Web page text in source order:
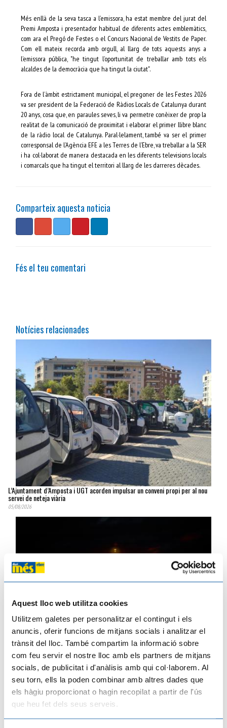
Aquest lloc web utilitza cookies
Utilitzem galetes per personalitzar el contingut i els
anuncis, oferir funcions de mitjans socials i analitzar el
trànsit del lloc. També compartim la informació sobre
com feu servir el nostre lloc amb els partners de mitjans
socials, de publicitat i d'anàlisis amb qui col·laborem. Al
seu torn, ells la poden combinar amb altres dades que
els hàgiu proporcionat o hagin recopilat a partir de l'ús
que heu fet dels seus serveis.
Més enllà de la seva tasca a l’emissora, ha estat membre del jurat del
Premi Amposta i presentador habitual de diferents actes emblemàtics,
com ara el Pregó de Festes o el Concurs Nacional de Vestits de Paper.
Com ell mateix recorda amb orgull, al llarg de tots aquests anys a
l’emissora pública, "he tingut l’oportunitat de treballar amb tots els
alcaldes de la democràcia que ha tingut la ciutat".
Fora de l’àmbit estrictament municipal, el pregoner de les Festes 2026
va ser president de la Federació de Ràdios Locals de Catalunya durant
20 anys, cosa que, en paraules seves, li va permetre conèixer de prop la
realitat de la comunicació de proximitat i elaborar el primer llibre blanc
de la ràdio local de Catalunya. Paral·lelament, també va ser el primer
corresponsal de l’Agència EFE a les Terres de l’Ebre, va treballar a la SER
i ha col·laborat de manera destacada en les diferents televisions locals
i comarcals que ha tingut el territori al llarg de les darreres dècades.
Comparteix aquesta noticia
Fés el teu comentari
Notícies relacionades
L’Ajuntament d’Amposta i UGT acorden impulsar un conveni propi per al nou
servei de neteja viària
05/08/2026
Platges, polígons i campanars: els pobles del Camp i l'Ebre es preparen per a
una allau de visitants el dia de l'eclipsi
03/08/2026